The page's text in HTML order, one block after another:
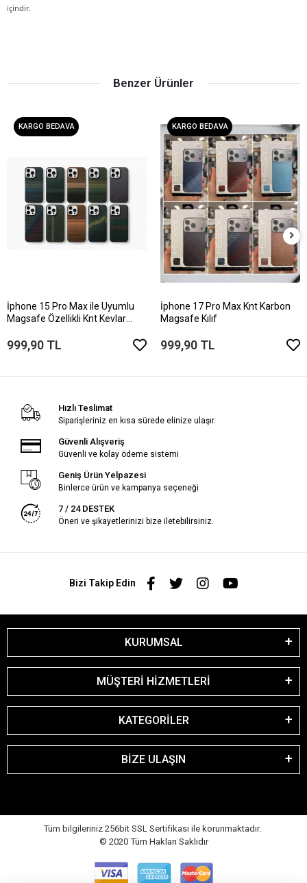
içindir.
Benzer Ürünler
KARGO BEDAVA
İphone 15 Pro Max ile Uyumlu
Magsafe Özellikli Knt Kevlar
999,90 TL
KARGO BEDAVA
İphone 17 Pro Max Knt Karbon
Magsafe Kılıf
999,90 TL
Hızlı Teslimat
Siparişleriniz en kısa sürede elinize ulaşır.
Güvenli Alışveriş
Güvenli ve kolay ödeme sistemi
Geniş Ürün Yelpazesi
Binlerce ürün ve kampanya seçeneği
7 / 24 DESTEK
Öneri ve şikayetlerinizi bize iletebilirsiniz.
Bizi Takip Edin
KURUMSAL
MÜŞTERİ HİZMETLERİ
KATEGORİLER
BİZE ULAŞIN
Tüm bilgileriniz 256bit SSL Sertifikası ile korunmaktadır.
© 2020 Tüm Hakları Saklıdır